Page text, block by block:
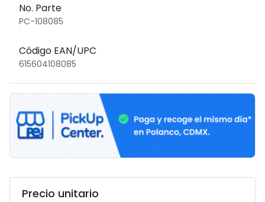
No. Parte
PC-108085
Código EAN/UPC
615604108085
Precio unitario